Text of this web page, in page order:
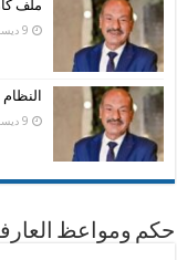
ملف
9 ديسمبر، 2024
9 ديسمبر، 2024
حكم ومواعظ